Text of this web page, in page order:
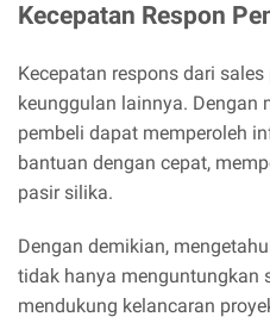
Kecepatan Respon
Kecepatan respons dari
keunggulan lainnya. Dengan
pembeli dapat memperoleh
bantuan dengan cepat,
pasir silika.
Dengan demikian,
tidak hanya menguntungkan
mendukung kelancaran